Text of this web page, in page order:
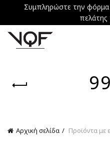
Αρχική σελίδα Προϊόντα με
Συμπληρώστε την φόρμα
πελάτης